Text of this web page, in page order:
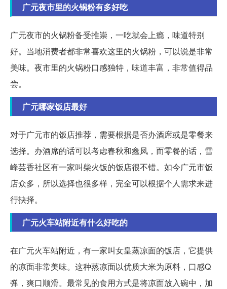
广元夜市里的火锅粉有多好吃
广元夜市的火锅粉备受推崇，一吃就会上瘾，味道特别
好。当地消费者都非常喜欢这里的火锅粉，可以说是非常
美味。夜市里的火锅粉口感独特，味道丰富，非常值得品
尝。
广元哪家饭店最好
对于广元市的饭店推荐，需要根据是否办酒席或是零餐来
选择。办酒席的话可以考虑春秋和鑫凤，而零餐的话，雪
峰芸香社区有一家叫柴火饭的饭店很不错。如今广元市饭
店众多，所以选择也很多样，完全可以根据个人需求来进
行抉择。
广元火车站附近有什么好吃的
在广元火车站附近，有一家叫女皇蒸凉面的饭店，它提供
的凉面非常美味。这种蒸凉面以优质大米为原料，口感Q
弹，爽口顺滑。最常见的食用方式是将凉面放入碗中，加